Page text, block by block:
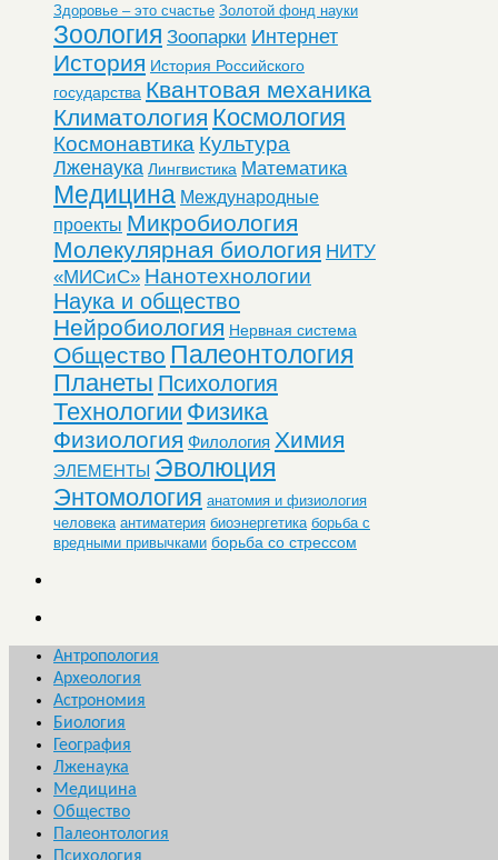
Здоровье – это счастье Золотой фонд науки
Зоология Зоопарки Интернет
История История Российского
государства Квантовая механика
Климатология Космология
Космонавтика Культура
Лженаука Лингвистика Математика
Медицина Международные
проекты Микробиология
Молекулярная биология НИТУ
«МИСиС» Нанотехнологии
Наука и общество
Нейробиология Нервная система
Общество Палеонтология
Планеты Психология
Технологии Физика
Физиология Филология Химия
ЭЛЕМЕНТЫ Эволюция
Энтомология анатомия и физиология
человека антиматерия биоэнергетика борьба с
вредными привычками борьба со стрессом
Антропология
Археология
Астрономия
Биология
География
Лженаука
Медицина
Общество
Палеонтология
Психология